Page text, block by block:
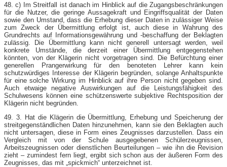
48. c) Im Streitfall ist danach im Hinblick auf die Zugangsbeschränkungen
für die Nutzer, die geringe Aussagekraft und Eingriffsqualität der Daten
sowie den Umstand, dass die Erhebung dieser Daten in zulässiger Weise
zum Zweck der Übermittlung erfolgt ist, auch diese in Wahrung des
Grundrechts auf Informationsgewährung und -beschaffung der Beklagten
zulässig. Die Übermittlung kann nicht generell untersagt werden, weil
konkrete Umstände, die derzeit einer Übermittlung entgegenstehen
könnten, von der Klägerin nicht vorgetragen sind. Die Befürchtung einer
generellen Prangerwirkung für den benoteten Lehrer kann kein
schutzwürdiges Interesse der Klägerin begründen, solange Anhaltspunkte
für eine solche Wirkung im Hinblick auf ihre Person nicht gegeben sind.
Auch etwaige negative Auswirkungen auf die Leistungsfähigkeit des
Schulwesens können eine schützenswerte subjektive Rechtsposition der
Klägerin nicht begründen.
49. 3. Hat die Klägerin die Übermittlung, Erhebung und Speicherung der
streitgegenständlichen Daten hinzunehmen, kann sie den Beklagten auch
nicht untersagen, diese in Form eines Zeugnisses darzustellen. Dass ein
Vergleich mit von der Schule ausgegebenen Schülerzeugnissen,
Arbeitszeugnissen oder dienstlichen Beurteilungen – wie ihn die Revision
zieht – zumindest fern liegt, ergibt sich schon aus der äußeren Form des
Zeugnisses, das mit „spickmich“ unterzeichnet ist.